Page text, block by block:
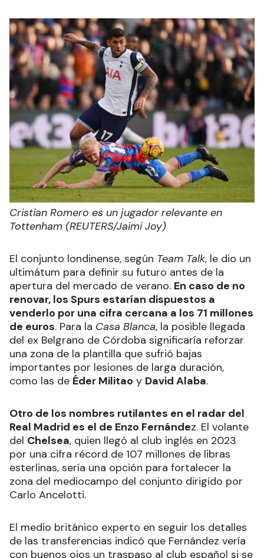
Cristian Romero es un jugador relevante en
Tottenham (REUTERS/Jaimi Joy)
El conjunto londinense, según Team Talk, le dio un
ultimátum para definir su futuro antes de la
apertura del mercado de verano. En caso de no
renovar, los Spurs estarían dispuestos a
venderlo por una cifra cercana a los 71 millones
de euros. Para la Casa Blanca, la posible llegada
del ex Belgrano de Córdoba significaría reforzar
una zona de la plantilla que sufrió bajas
importantes por lesiones de larga duración,
como las de Éder Militao y David Alaba.
Otro de los nombres rutilantes en el radar del
Real Madrid es el de Enzo Fernández. El volante
del Chelsea, quien llegó al club inglés en 2023
por una cifra récord de 107 millones de libras
esterlinas, sería una opción para fortalecer la
zona del mediocampo del conjunto dirigido por
Carlo Ancelotti.
El medio británico experto en seguir los detalles
de las transferencias indicó que Fernández vería
con buenos ojos un traspaso al club español si se